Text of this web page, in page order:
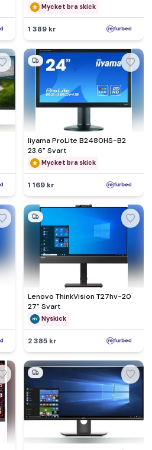
Mycket bra skick
1 389 kr
Iiyama ProLite B2480HS-B2
23.6" Svart
Mycket bra skick
1 169 kr
Lenovo ThinkVision T27hv-20
27" Svart
Nyskick
2 385 kr